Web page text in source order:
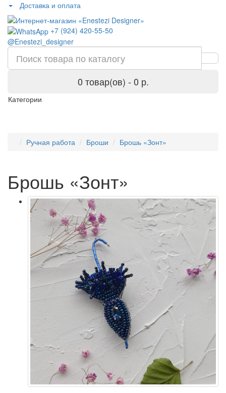
Доставка и оплата
+7 (924) 420-55-50
@Enestezi_designer
0 товар(ов) - 0 р.
Категории
Ручная работа Броши Брошь «Зонт»
Брошь «Зонт»